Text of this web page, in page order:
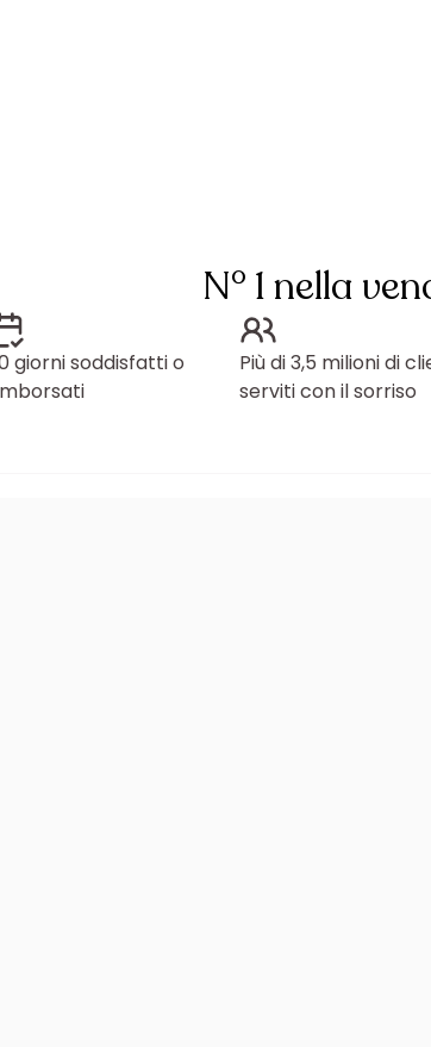
N° 1 nella
giorni soddisfatti o
Più di 3,5 milioni di
serviti con il sorriso